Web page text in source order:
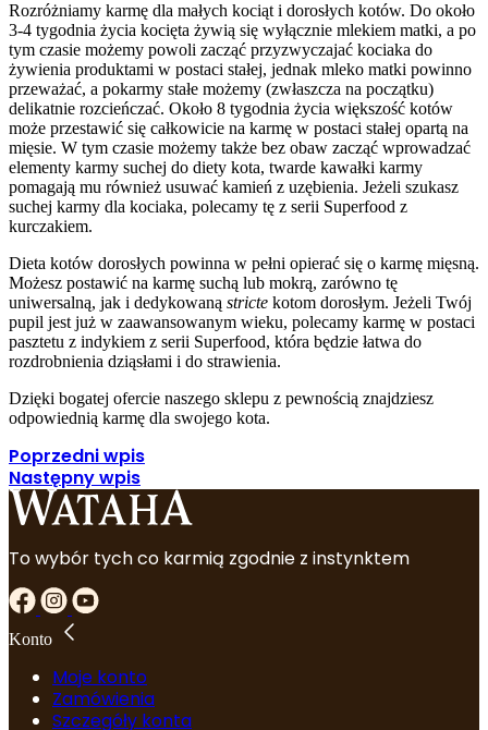
Rozróżniamy karmę dla małych kociąt i dorosłych kotów. Do około
3-4 tygodnia życia kocięta żywią się wyłącznie mlekiem matki, a po
tym czasie możemy powoli zacząć przyzwyczajać kociaka do
żywienia produktami w postaci stałej, jednak mleko matki powinno
przeważać, a pokarmy stałe możemy (zwłaszcza na początku)
delikatnie rozcieńczać. Około 8 tygodnia życia większość kotów
może przestawić się całkowicie na karmę w postaci stałej opartą na
mięsie. W tym czasie możemy także bez obaw zacząć wprowadzać
elementy karmy suchej do diety kota, twarde kawałki karmy
pomagają mu również usuwać kamień z uzębienia. Jeżeli szukasz
suchej karmy dla kociaka, polecamy tę z serii Superfood z
kurczakiem.
Dieta kotów dorosłych powinna w pełni opierać się o karmę mięsną.
Możesz postawić na karmę suchą lub mokrą, zarówno tę
uniwersalną, jak i dedykowaną stricte kotom dorosłym. Jeżeli Twój
pupil jest już w zaawansowanym wieku, polecamy karmę w postaci
pasztetu z indykiem z serii Superfood, która będzie łatwa do
rozdrobnienia dziąsłami i do strawienia.
Dzięki bogatej ofercie naszego sklepu z pewnością znajdziesz
odpowiednią karmę dla swojego kota.
Poprzedni wpis
Następny wpis
To wybór tych co karmią zgodnie z instynktem
Konto
Moje konto
Zamówienia
Szczegóły konta